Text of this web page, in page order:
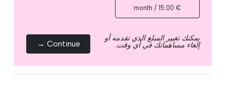
€ 15.00 / month
يمكنك تغيير المبلغ الذي تقدمه أو
إلغاء مساهماتك في أي وقت. Continue →